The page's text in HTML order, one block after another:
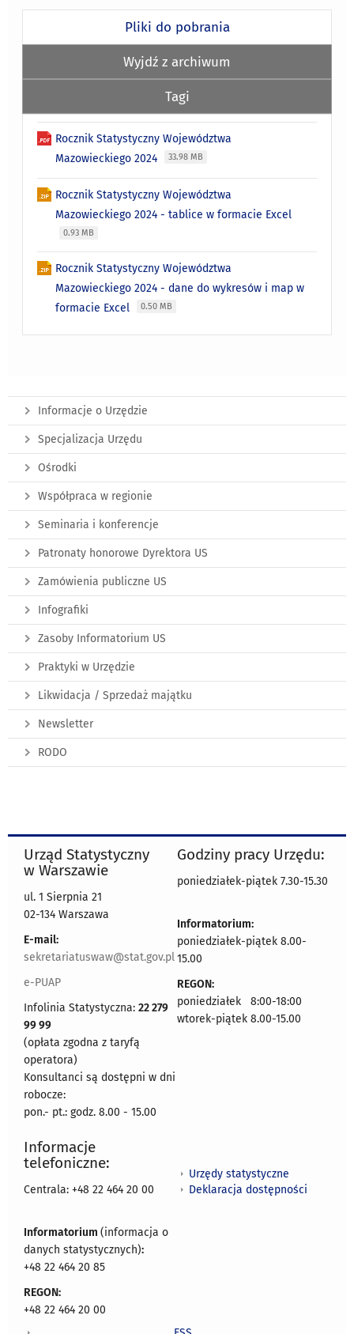
Pliki do pobrania
Wyjdź z archiwum
Tagi
Rocznik Statystyczny Województwa
Mazowieckiego 2024
33.98 MB
Rocznik Statystyczny Województwa
Mazowieckiego 2024 - tablice w formacie Excel
0.93 MB
Rocznik Statystyczny Województwa
Mazowieckiego 2024 - dane do wykresów i map w
formacie Excel
0.50 MB
Informacje o Urzędzie
Specjalizacja Urzędu
Ośrodki
Współpraca w regionie
Seminaria i konferencje
Patronaty honorowe Dyrektora US
Zamówienia publiczne US
Infografiki
Zasoby Informatorium US
Praktyki w Urzędzie
Likwidacja / Sprzedaż majątku
Newsletter
RODO
Urząd Statystyczny
w Warszawie
ul. 1 Sierpnia 21
02-134 Warszawa
E-mail:
sekretariatuswaw@stat.gov.pl
e-PUAP
Infolinia Statystyczna: 22 279
99 99
(opłata zgodna z taryfą
operatora)
Konsultanci są dostępni w dni
robocze:
pon.- pt.: godz. 8.00 - 15.00
Godziny pracy Urzędu:
poniedziałek-piątek 7.30-15.30
Informatorium:
poniedziałek-piątek 8.00-
15.00
REGON:
poniedziałek 8:00-18:00
wtorek-piątek 8.00-15.00
Informacje
telefoniczne:
Centrala: +48 22 464 20 00
Informatorium (informacja o
danych statystycznych):
+48 22 464 20 85
REGON:
+48 22 464 20 00
Urzędy statystyczne
Deklaracja dostępności